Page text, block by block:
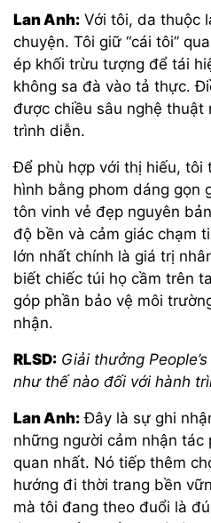
Lan Anh: Với tôi, da thuộc
chuyện. Tôi giữ “cái tôi”
ép khối trừu tượng để tái
không sa đà vào tả thực.
được chiều sâu nghệ thuật
trình diễn.
Để phù hợp với thị hiếu, tôi
hình bằng phom dáng gọn
tôn vinh vẻ đẹp nguyên
độ bền và cảm giác chạm
lớn nhất chính là giá trị
biết chiếc túi họ cầm trên
góp phần bảo vệ môi
nhận.
RLSD: Giải thưởng
như thế nào đối với hành
Lan Anh: Đây là sự ghi
những người cảm nhận tác
quan nhất. Nó tiếp thêm
hướng đi thời trang bền
mà tôi đang theo đuổi là